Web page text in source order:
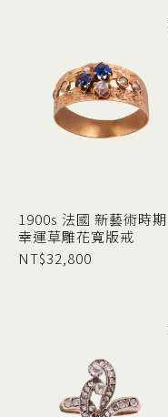
1900s 法國 新藝術時期
幸運草雕花寬版戒
NT$32,800